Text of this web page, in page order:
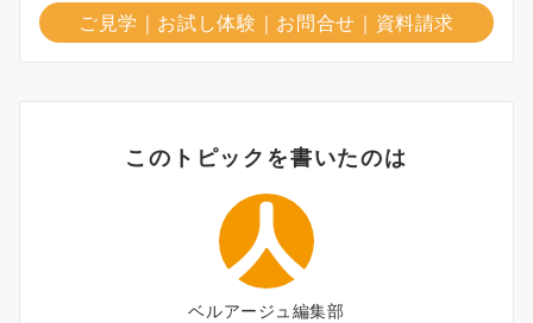
ご見学｜お試し体験｜お問合せ｜資料請求
このトピックを書いたのは
ベルアージュ編集部